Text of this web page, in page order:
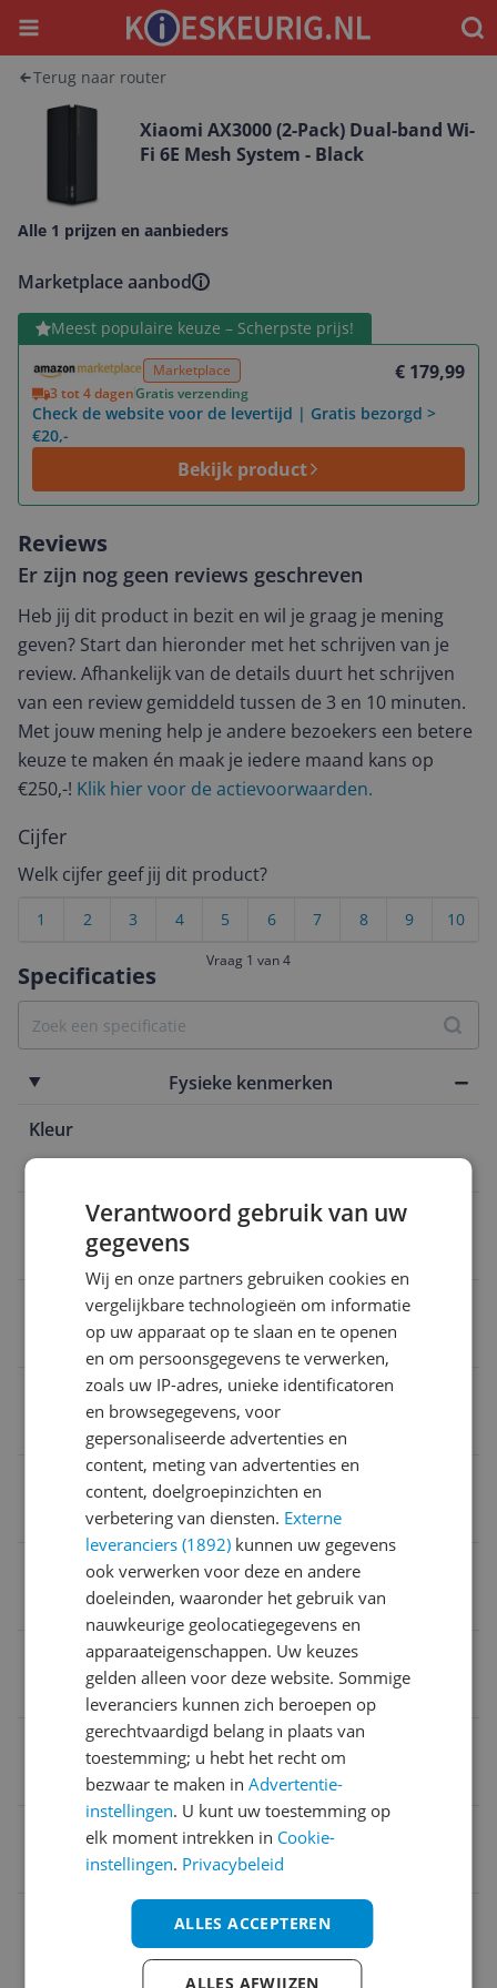
Menu
Terug naar router
Xiaomi AX3000 (2-Pack) Dual-band Wi-
Fi 6E Mesh System - Black
Alle 1 prijzen en aanbieders
Marketplace aanbod
Meest populaire keuze – Scherpste prijs!
Marketplace € 179,99
3 tot 4 dagenGratis verzending
Check de website voor de levertijd | Gratis bezorgd >
€20,-
Bekijk product
Bekijk product
Specificaties
Fysieke kenmerken
Kleur
Zwart
Verpakkingsinhoud
Product breedte
Verpakking hoogte
22,2 cm
Aantal stuks in verpakking
Product hoogte
22,2 cm
Product lengte
Verpakking breedte
6934177743221
Bedraad netwerk
Draadloos netwerk (LAN)
Reviews
Er zijn nog geen reviews geschreven
Heb jij dit product in bezit en wil je graag je mening
geven? Start dan hieronder met het schrijven van je
review. Afhankelijk van de details duurt het schrijven
van een review gemiddeld tussen de 3 en 10 minuten.
Met jouw mening help je andere bezoekers een betere
keuze te maken én maak je iedere maand kans op
€250,-! Klik hier voor de actievoorwaarden.
Cijfer
Welk cijfer geef jij dit product?
10
9
8
7
6
5
4
3
2
1
Vraag 1 van 4
Verantwoord gebruik van uw
gegevens
Wij en onze partners gebruiken cookies en
vergelijkbare technologieën om informatie
op uw apparaat op te slaan en te openen
en om persoonsgegevens te verwerken,
zoals uw IP-adres, unieke identificatoren
en browsegegevens, voor
gepersonaliseerde advertenties en
content, meting van advertenties en
content, doelgroepinzichten en
verbetering van diensten. Externe
leveranciers (1892) kunnen uw gegevens
ook verwerken voor deze en andere
doeleinden, waaronder het gebruik van
nauwkeurige geolocatiegegevens en
apparaateigenschappen. Uw keuzes
gelden alleen voor deze website. Sommige
leveranciers kunnen zich beroepen op
gerechtvaardigd belang in plaats van
toestemming; u hebt het recht om
bezwaar te maken inAdvertentie-
instellingen. U kunt uw toestemming op
elk moment intrekken in Cookie-
instellingen. Privacybeleid
ALLES ACCEPTEREN
ALLES AFWIJZEN